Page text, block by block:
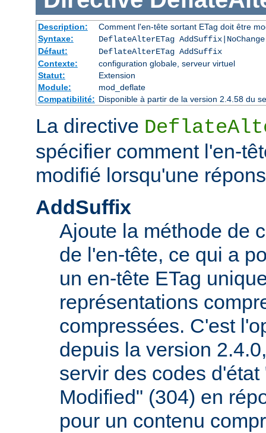
Description:
Comment l'en-tête sortant ETag doit être
Syntaxe:
DeflateAlterETag
Défaut:
DeflateAlterETag AddSuffix
Contexte:
configuration globale, serveur virtuel
Statut:
Extension
Module:
mod_deflate
Compatibilité: Disponible à partir de la version 2.4.58 du
La directive
spécifier comment l'en-
modifié lorsqu'une
AddSuffix
Ajoute la méthode de
de l'en-tête, ce qui a
un en-tête ETag
représentations
compressées. C'est
depuis la version
servir des codes
Modified" (304) en
pour un contenu